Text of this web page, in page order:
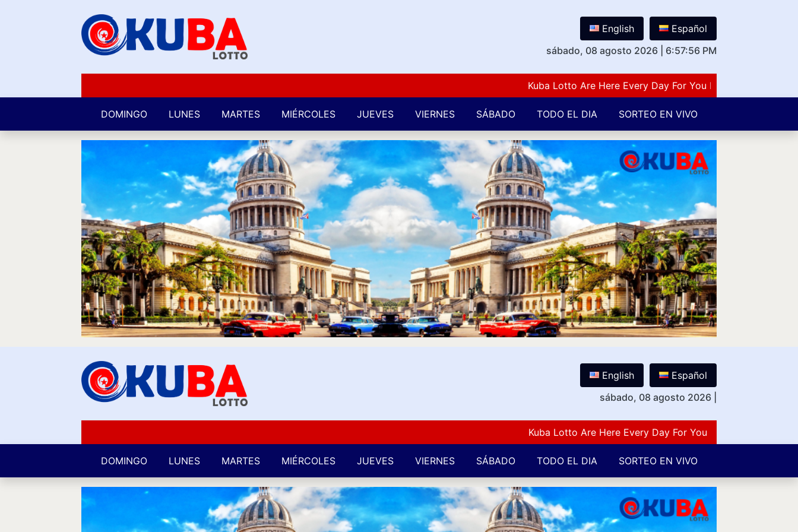
English
Español
sábado, 08 agosto 2026
6:57:57 PM
Kuba Lotto Are Here Every Day For You Lovers Of Number
DOMINGO LUNES MARTES MIÉRCOLES JUEVES VIERNES SÁBADO TODO EL DIA SORTEO EN VIVO
English
Español
sábado, 08 agosto 2026
Kuba Lotto Are Here Every Day For You Lovers Of Number
DOMINGO LUNES MARTES MIÉRCOLES JUEVES VIERNES SÁBADO TODO EL DIA SORTEO EN VIVO